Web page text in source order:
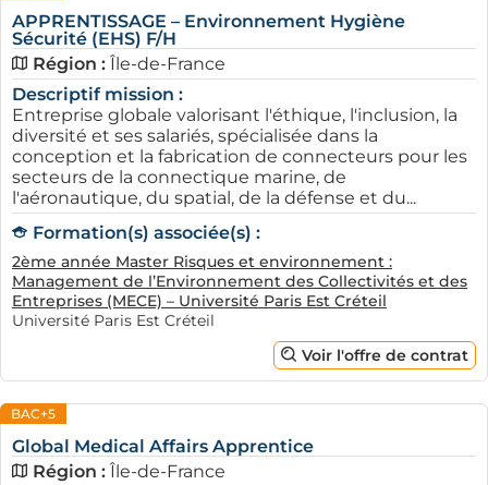
APPRENTISSAGE – Environnement Hygiène
Sécurité (EHS) F/H
Région : Île-de-France
Descriptif mission :
Entreprise globale valorisant l'éthique, l'inclusion, la
diversité et ses salariés, spécialisée dans la
conception et la fabrication de connecteurs pour les
secteurs de la connectique marine, de
l'aéronautique, du spatial, de la défense et du...
Formation(s) associée(s) :
2ème année Master Risques et environnement :
Management de l’Environnement des Collectivités et des
Entreprises (MECE) – Université Paris Est Créteil
Université Paris Est Créteil
Voir l'offre de contrat
BAC+5
Global Medical Affairs Apprentice
Région : Île-de-France